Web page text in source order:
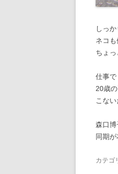
しっ
ネコ
ちょっ
仕事で
20歳
こな
森口
同期
カテゴ